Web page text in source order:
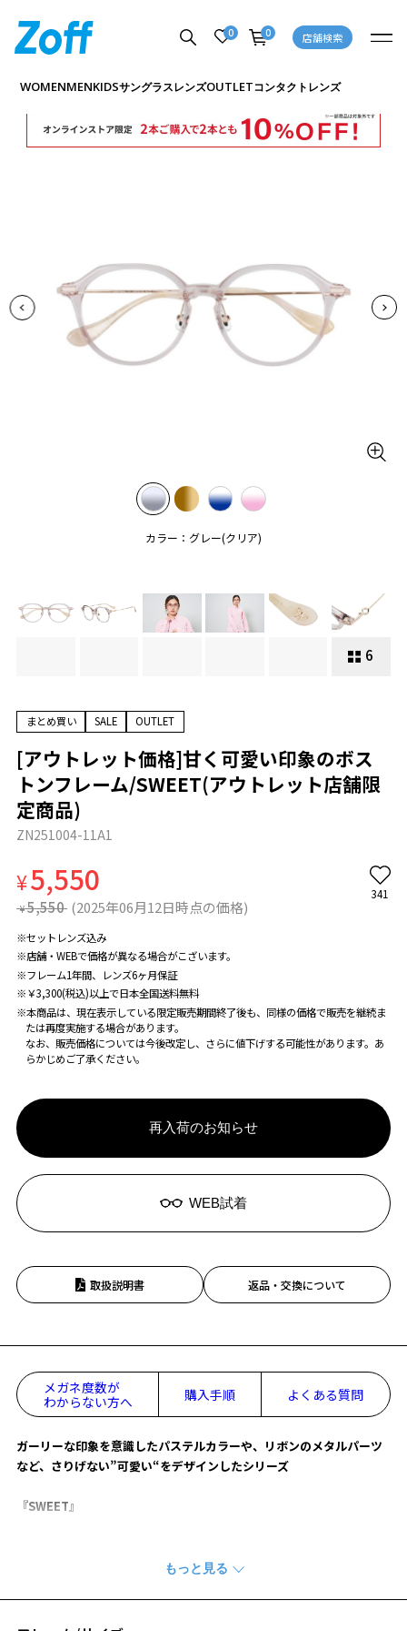
0 0 店舗検索
WOMENMENKIDSサングラスレンズOUTLETコンタクトレンズ
カラー：グレー(クリア)
6
商品詳細ページへ
まとめ買い SALE OUTLET
[アウトレット価格]甘く可愛い印象のボス
トンフレーム/SWEET(アウトレット店舗限
定商品)
ZN251004-11A1
¥5,550
¥ 5,550 (2025年06月12日時点の価格)
341
※セットレンズ込み
※店舗・WEBで価格が異なる場合がこざいます。
※フレーム1年間、レンズ6ヶ月保証
※￥3,300(税込)以上で日本全国送料無料
※本商品は、現在表示している限定販売期間終了後も、同様の価格で販売を継続ま
たは再度実施する場合があります。
なお、販売価格については今後改定し、さらに値下げする可能性があります。あ
らかじめご了承ください。
再入荷のお知らせ
WEB試着
取扱説明書 返品・交換について
メガネ度数が
わからない方へ
購入手順 よくある質問
ガーリーな印象を意識したパステルカラーや、リボンのメタルパーツ
など、さりげない”可愛い“をデザインしたシリーズ
『SWEET』
"バレエコア"の要素を取り入れたメガネ。
テンプルエンドに施された指輪をモチーフにしたリング型パーツがこ
だわりポイント！